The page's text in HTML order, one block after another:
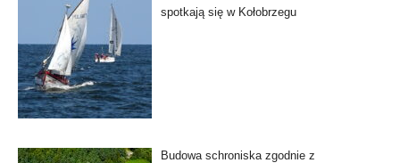
spotkają się w Kołobrzegu
Budowa schroniska zgodnie z